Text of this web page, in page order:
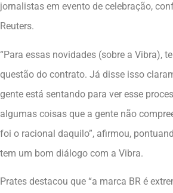
jornalistas em evento de celebração,
Reuters.
“Para essas novidades (sobre a Vibra),
questão do contrato. Já disse isso
gente está sentando para ver esse
algumas coisas que a gente não
foi o racional daquilo”, afirmou,
tem um bom diálogo com a Vibra.
Prates destacou que “a marca BR é